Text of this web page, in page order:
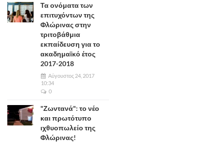
Τα ονόματα των
επιτυχόντων της
Φλώρινας στην
τριτοβάθμια
εκπαίδευση για το
ακαδημαϊκό έτος
2017-2018
Αύγουστος 24, 2017
10:34
0
"Ζωντανά": το νέο
και πρωτότυπο
ιχθυοπωλείο της
Φλώρινας!